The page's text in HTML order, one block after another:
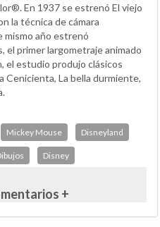
En 1937 se estrenó El viejo
la técnica de cámara
mismo año estrenó
el primer largometraje animado
el estudio produjo clásicos
Cenicienta, La bella durmiente,
Mickey Mouse Disneyland
Disney
+